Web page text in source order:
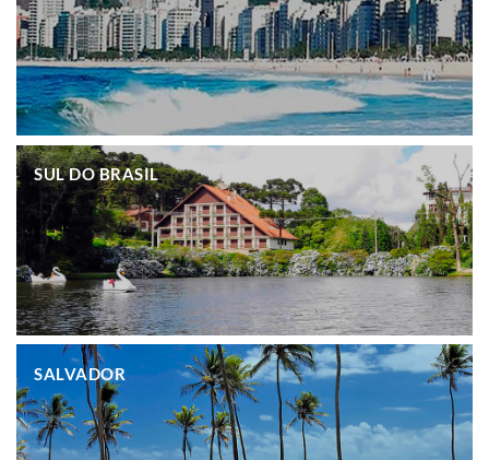
.
SUL DO BRASIL
SALVADOR